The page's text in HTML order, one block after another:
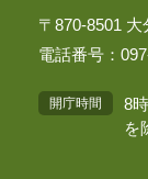
〒870-8501
電話番号：
開庁時間
8
を